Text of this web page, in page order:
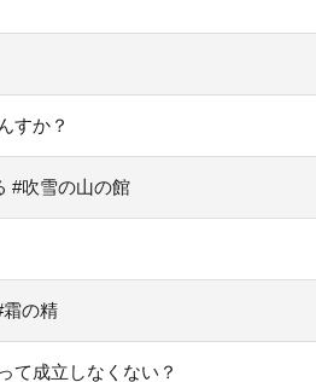
すか？
#吹雪の山の館
の精
て成立しなくない？